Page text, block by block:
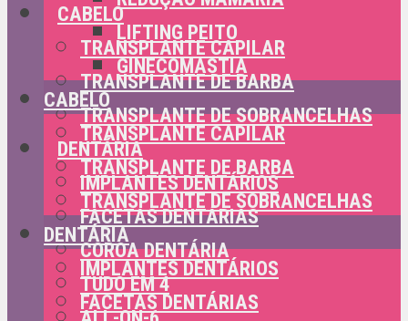
CABELO
TRANSPLANTE CAPILAR
TRANSPLANTE DE BARBA
TRANSPLANTE DE SOBRANCELHAS
DENTÁRIA
IMPLANTES DENTÁRIOS
FACETAS DENTÁRIAS
COROA DENTÁRIA
TUDO EM 4
LIFTING PEITO
GINECOMASTIA
CABELO
TRANSPLANTE CAPILAR
TRANSPLANTE DE BARBA
TRANSPLANTE DE SOBRANCELHAS
DENTÁRIA
IMPLANTES DENTÁRIOS
FACETAS DENTÁRIAS